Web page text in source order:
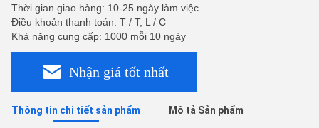
Thời gian giao hàng: 10-25 ngày làm việc
Điều khoản thanh toán: T / T, L / C
Khả năng cung cấp: 1000 mỗi 10 ngày
Nhận giá tốt nhất
Thông tin chi tiết sản phẩm Mô tả Sản phẩm